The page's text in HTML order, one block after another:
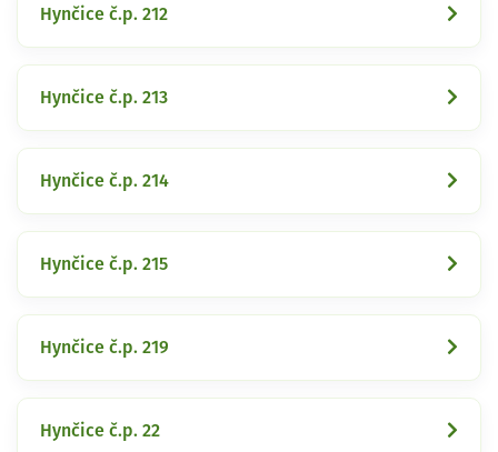
Hynčice č.p. 212
Hynčice č.p. 213
Hynčice č.p. 214
Hynčice č.p. 215
Hynčice č.p. 219
Hynčice č.p. 22